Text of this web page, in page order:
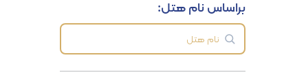
براساس نام هتل: